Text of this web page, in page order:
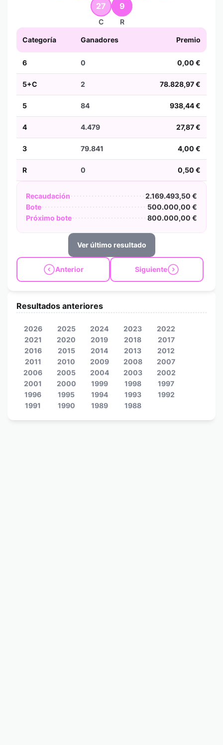
27
C
9
R
Categoría Ganadores Premio
6 0 0,00 €
5+C 2 78.828,97 €
5 84 938,44 €
4 4.479 27,87 €
3 79.841 4,00 €
R 0 0,50 €
Recaudación
2.169.493,50 €
Bote
500.000,00 €
Próximo bote
800.000,00 €
Ver último resultado
Anterior Siguiente
Resultados anteriores
2026 2025 2024 2023
2022
2021
2020 2019 2018
2017
2016
2015 2014 2013
2012
2011
2010 2009 2008
2007
2006
2005 2004 2003
2002
2001
2000 1999 1998
1997
1996
1995 1994 1993
1992
1991
1990 1989 1988